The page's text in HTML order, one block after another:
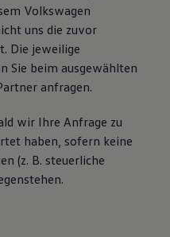
Volkswagen
uns die zuvor
Die jeweilige
Sie beim ausgewählten
anfragen.
wir Ihre Anfrage zu
haben, sofern keine
(z. B. steuerliche